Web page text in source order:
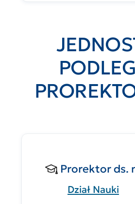
Prorektor ds.
Dział Nauki